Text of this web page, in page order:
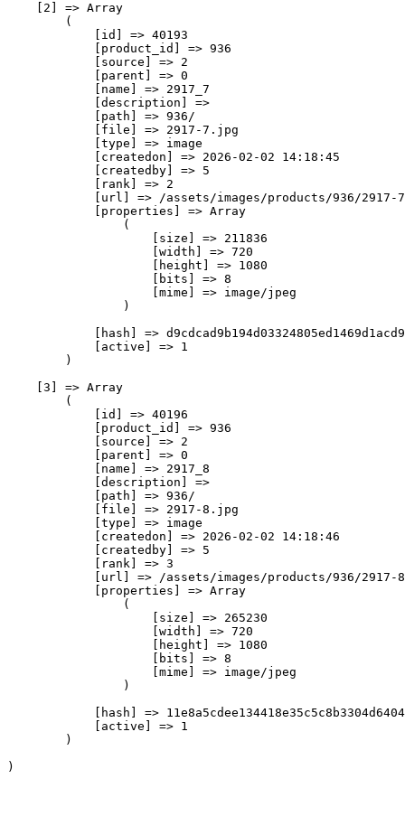
    [2] => Array
        (
            [id] => 40193
            [product_id] => 936
            [source] => 2
            [parent] => 0
            [name] => 2917_7
            [description] =>
            [path] => 936/
            [file] => 2917-7.jpg
            [type] => image
            [createdon] => 2026-02-02 14:18:45
            [createdby] => 5
            [rank] => 2
[url] => /assets/images/products/936/2917-
            [properties] => Array
                (
                    [size] => 211836
                    [width] => 720
                    [height] => 1080
                    [bits] => 8
                    [mime] => image/jpeg
                )
[hash] =>
            [active] => 1
        )
    [3] => Array
        (
            [id] => 40196
            [product_id] => 936
            [source] => 2
            [parent] => 0
            [name] => 2917_8
            [description] =>
            [path] => 936/
            [file] => 2917-8.jpg
            [type] => image
            [createdon] => 2026-02-02 14:18:46
            [createdby] => 5
            [rank] => 3
[url] => /assets/images/products/936/2917-
            [properties] => Array
                (
                    [size] => 265230
                    [width] => 720
                    [height] => 1080
                    [bits] => 8
                    [mime] => image/jpeg
                )
[hash] =>
            [active] => 1
        )